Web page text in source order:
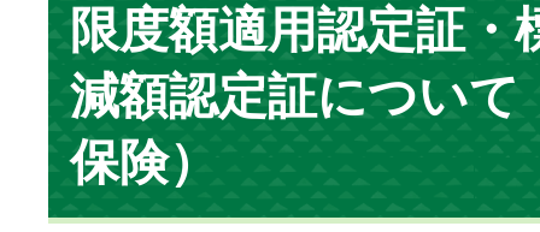
限度額適用認定証・
減額認定証について
保険）